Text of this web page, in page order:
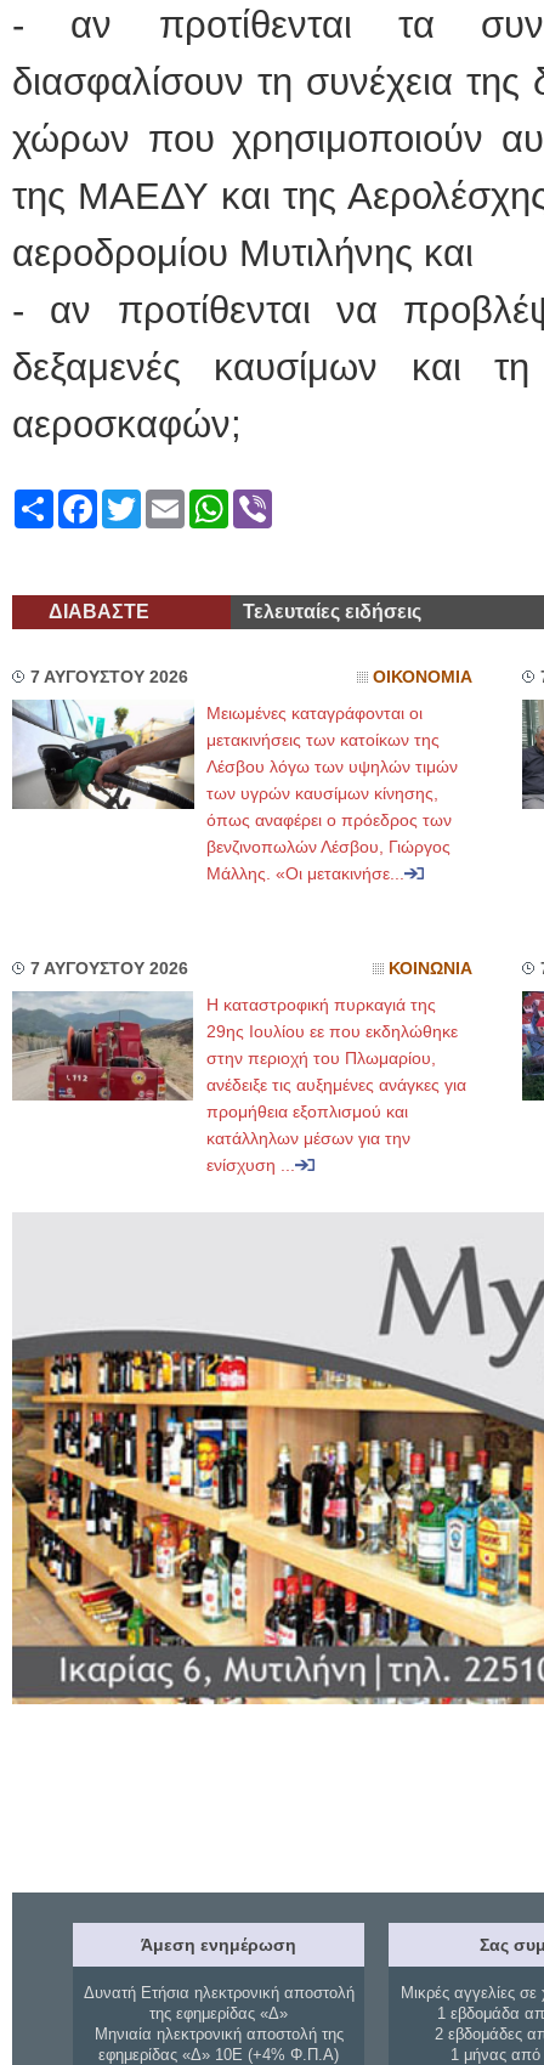
- αν προτίθενται τα
διασφαλίσουν τη συνέχεια
χώρων που χρησιμοποιούν
της ΜΑΕΔΥ και της
αεροδρομίου Μυτιλήνης και
- αν προτίθενται να
δεξαμενές καυσίμων και
αεροσκαφών;
ShareFacebook
TwitterEmailWhatsApp
ΔΙΑΒΑΣΤΕ Τελευταίες ειδήσεις
7 ΑΥΓΟΥΣΤΟΥ 2026 ΟΙΚΟΝΟΜΙΑ
Μειωμένες καταγράφονται οι
μετακινήσεις των κατοίκων της
Λέσβου λόγω των υψηλών τιμών
των υγρών καυσίμων κίνησης,
όπως αναφέρει ο πρόεδρος των
βενζινοπωλών Λέσβου, Γιώργος
Μάλλης. «Οι μετακινήσε...
7 ΑΥΓΟΥΣΤΟΥ 2026 ΚΟΙΝΩΝΙΑ
Η καταστροφική πυρκαγιά της
29ης Ιουλίου εε που εκδηλώθηκε
στην περιοχή του Πλωμαρίου,
ανέδειξε τις αυξημένες ανάγκες για
προμήθεια εξοπλισμού και
κατάλληλων μέσων για την
ενίσχυση ...
Άμεση ενημέρωση
Δυνατή Ετήσια ηλεκτρονική αποστολή
της εφημερίδας «Δ»
Μηνιαία ηλεκτρονική αποστολή της
εφημερίδας «Δ» 10Ε (+4% Φ.Π.Α)
Σας
Μικρές αγγελίες σε
1 εβδομάδα
2 εβδομάδες
1 μήνας